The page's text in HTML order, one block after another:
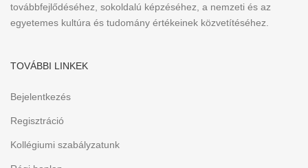
továbbfejlődéséhez, sokoldalú képzéséhez, a nemzeti és az
egyetemes kultúra és tudomány értékeinek közvetítéséhez.
TOVÁBBI LINKEK
Bejelentkezés
Regisztráció
Kollégiumi szabályzatunk